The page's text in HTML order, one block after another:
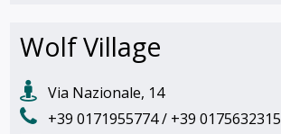
Wolf Village
Via Nazionale, 14
+39 0171955774 / +39 0175632315